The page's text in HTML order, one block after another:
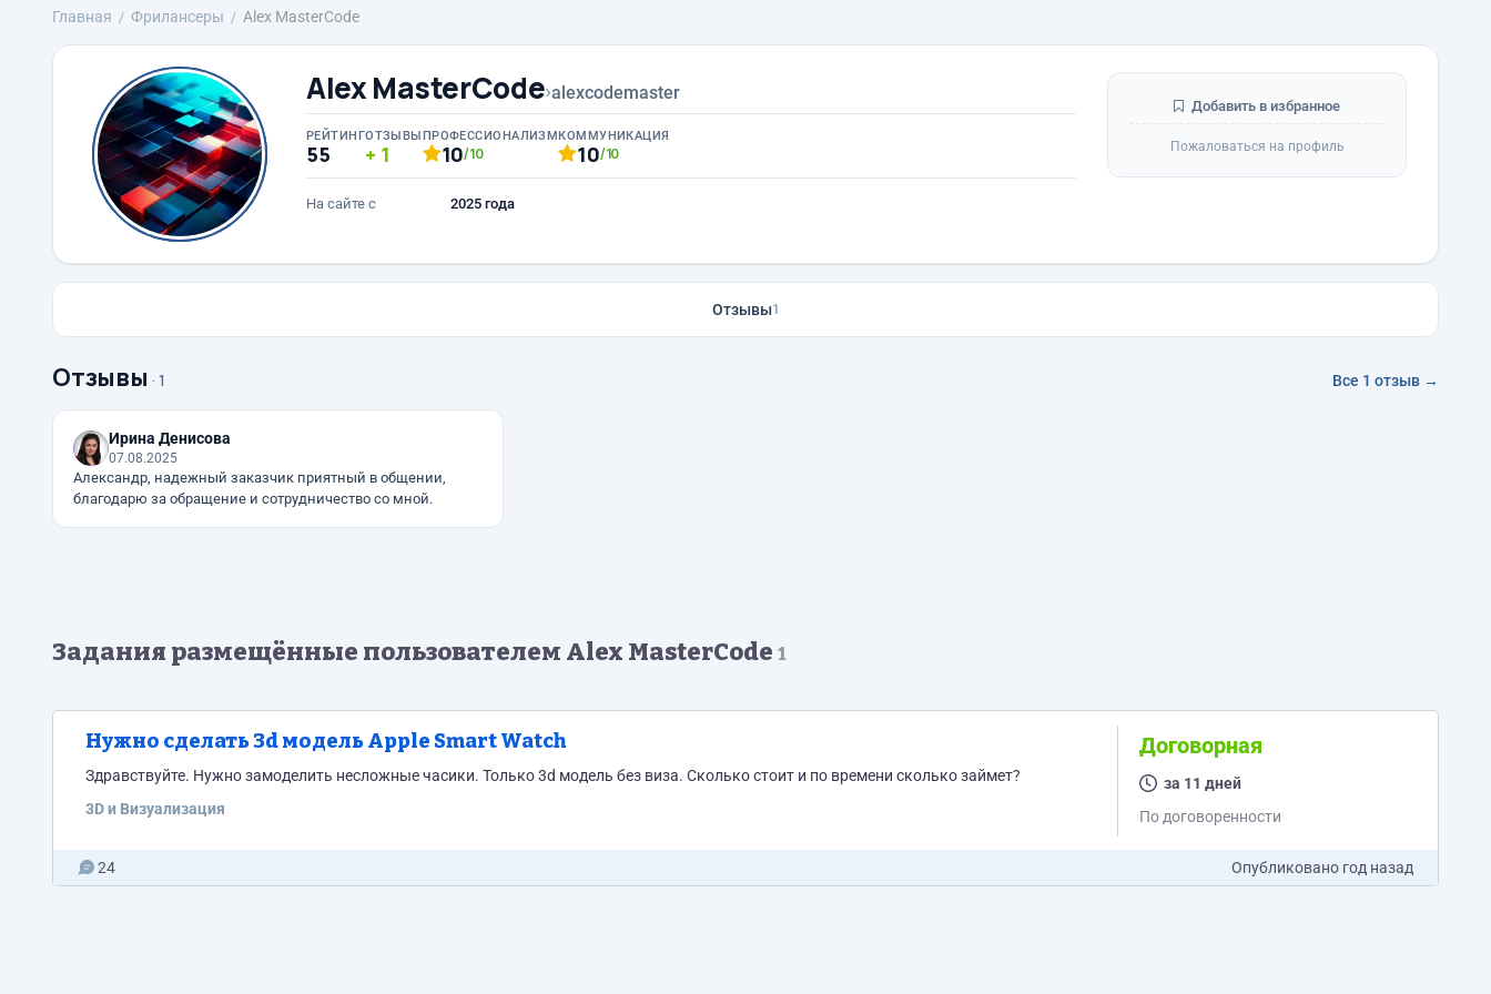
Главная Фрилансеры Alex MasterCode
Alex MasterCode›alexcodemaster
РЕЙТИНГ
55
ОТЗЫВЫ
1
ПРОФЕССИОНАЛИЗМ
10/10
КОММУНИКАЦИЯ
10/10
На сайте с 2025 года
Добавить в избранное
Пожаловаться на профиль
Отзывы1
Отзывы · 1 Все 1 отзыв →
Ирина Денисова
07.08.2025
Александр, надежный заказчик приятный в общении,
благодарю за обращение и сотрудничество со мной.
Задания размещённые пользователем Alex MasterCode 1
Нужно сделать 3d модель Apple Smart Watch
Здравствуйте. Нужно замоделить несложные часики. Только 3d модель без виза. Сколько стоит и по времени сколько займет?
3D и Визуализация
Договорная
за 11 дней
По договоренности
24 Опубликовано год назад